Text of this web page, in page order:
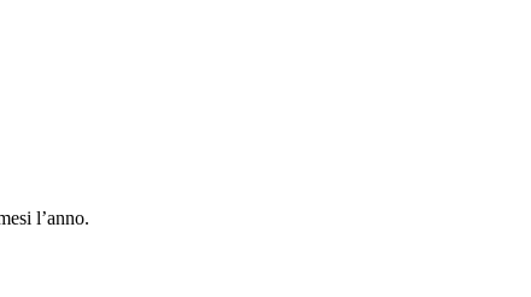
l’anno.